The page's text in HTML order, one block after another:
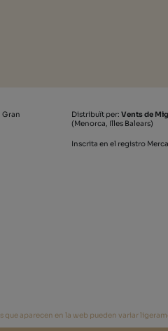
Gran
Distribuït per: Vents de
(Menorca, Illes Balears)
Inscrita en el registro
que aparecen en la web pueden variar